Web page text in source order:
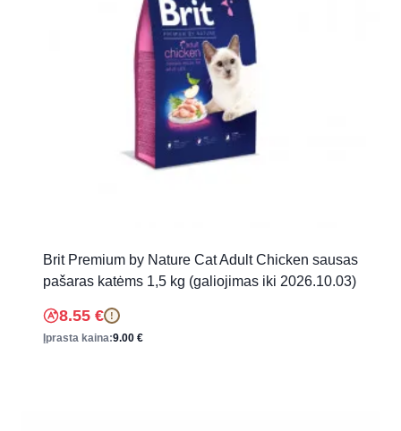
Brit Premium by Nature Cat Adult Chicken sausas
pašaras katėms 1,5 kg (galiojimas iki 2026.10.03)
8.55 € !
Įprasta kaina:9.00 €